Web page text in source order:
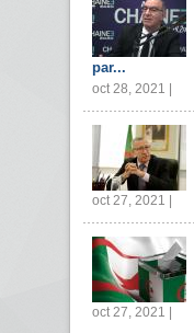
par...
oct 28, 2021 |
oct 27, 2021 |
oct 27, 2021 |